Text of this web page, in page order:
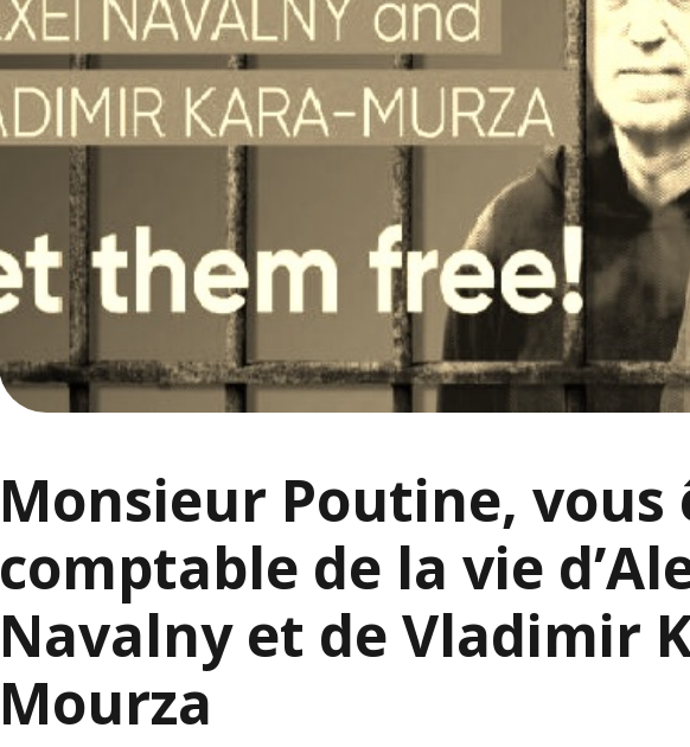
Monsieur Poutine, vous
comptable de la vie
Navalny et de Vladimir
Mourza